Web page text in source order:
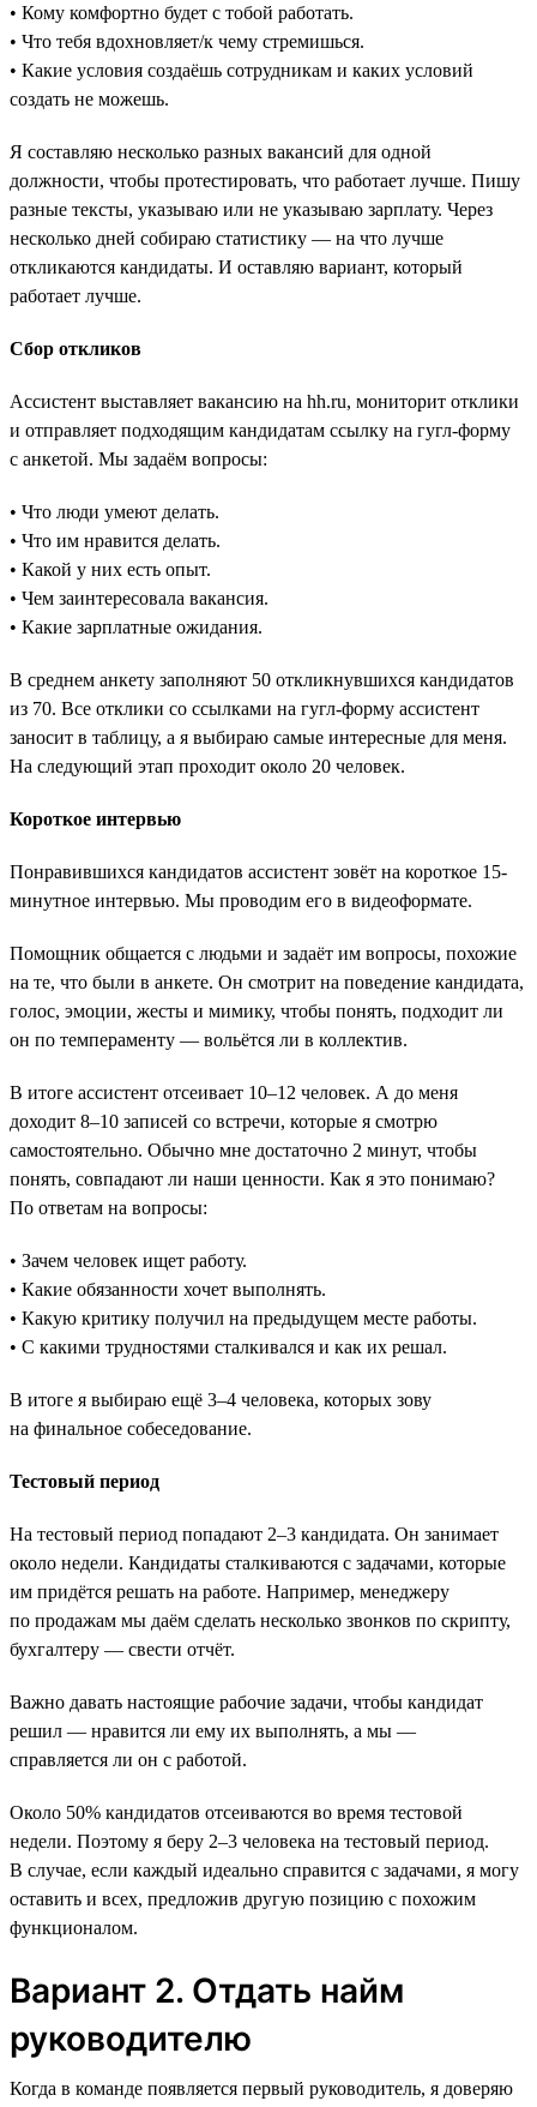
• Кому комфортно будет с тобой работать.
• Что тебя вдохновляет/к чему стремишься.
• Какие условия создаёшь сотрудникам и каких условий
создать не можешь.
Я составляю несколько разных вакансий для одной
должности, чтобы протестировать, что работает лучше. Пишу
разные тексты, указываю или не указываю зарплату. Через
несколько дней собираю статистику — на что лучше
откликаются кандидаты. И оставляю вариант, который
работает лучше.
Сбор откликов
Ассистент выставляет вакансию на hh.ru, мониторит отклики
и отправляет подходящим кандидатам ссылку на гугл-форму
с анкетой. Мы задаём вопросы:
• Что люди умеют делать.
• Что им нравится делать.
• Какой у них есть опыт.
• Чем заинтересовала вакансия.
• Какие зарплатные ожидания.
В среднем анкету заполняют 50 откликнувшихся кандидатов
из 70. Все отклики со ссылками на гугл-форму ассистент
заносит в таблицу, а я выбираю самые интересные для меня.
На следующий этап проходит около 20 человек.
Короткое интервью
Понравившихся кандидатов ассистент зовёт на короткое 15-
минутное интервью. Мы проводим его в видеоформате.
Помощник общается с людьми и задаёт им вопросы, похожие
на те, что были в анкете. Он смотрит на поведение кандидата,
голос, эмоции, жесты и мимику, чтобы понять, подходит ли
он по темпераменту — вольётся ли в коллектив.
В итоге ассистент отсеивает 10–12 человек. А до меня
доходит 8–10 записей со встречи, которые я смотрю
самостоятельно. Обычно мне достаточно 2 минут, чтобы
понять, совпадают ли наши ценности. Как я это понимаю?
По ответам на вопросы:
• Зачем человек ищет работу.
• Какие обязанности хочет выполнять.
• Какую критику получил на предыдущем месте работы.
• С какими трудностями сталкивался и как их решал.
В итоге я выбираю ещё 3–4 человека, которых зову
на финальное собеседование.
Тестовый период
На тестовый период попадают 2–3 кандидата. Он занимает
около недели. Кандидаты сталкиваются с задачами, которые
им придётся решать на работе. Например, менеджеру
по продажам мы даём сделать несколько звонков по скрипту,
бухгалтеру — свести отчёт.
Важно давать настоящие рабочие задачи, чтобы кандидат
решил — нравится ли ему их выполнять, а мы —
справляется ли он с работой.
Около 50% кандидатов отсеиваются во время тестовой
недели. Поэтому я беру 2–3 человека на тестовый период.
В случае, если каждый идеально справится с задачами, я могу
оставить и всех, предложив другую позицию с похожим
функционалом.
Вариант 2. Отдать найм
руководителю
Когда в команде появляется первый руководитель, я доверяю